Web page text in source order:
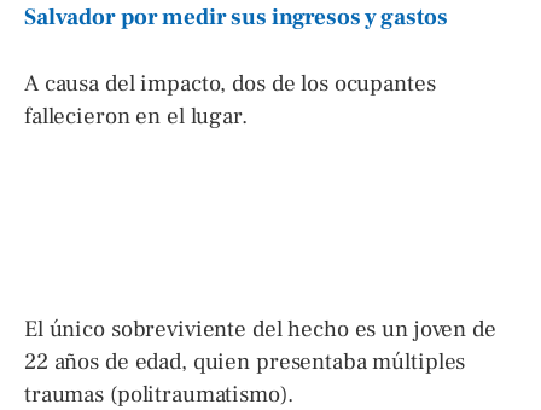
Salvador por medir sus ingresos y gastos
A causa del impacto, dos de los ocupantes
fallecieron en el lugar.
El único sobreviviente del hecho es un joven de
22 años de edad, quien presentaba múltiples
traumas (politraumatismo).